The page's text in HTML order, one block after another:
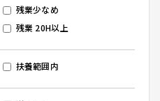
残業少なめ
残業 20H以上
扶養範囲内